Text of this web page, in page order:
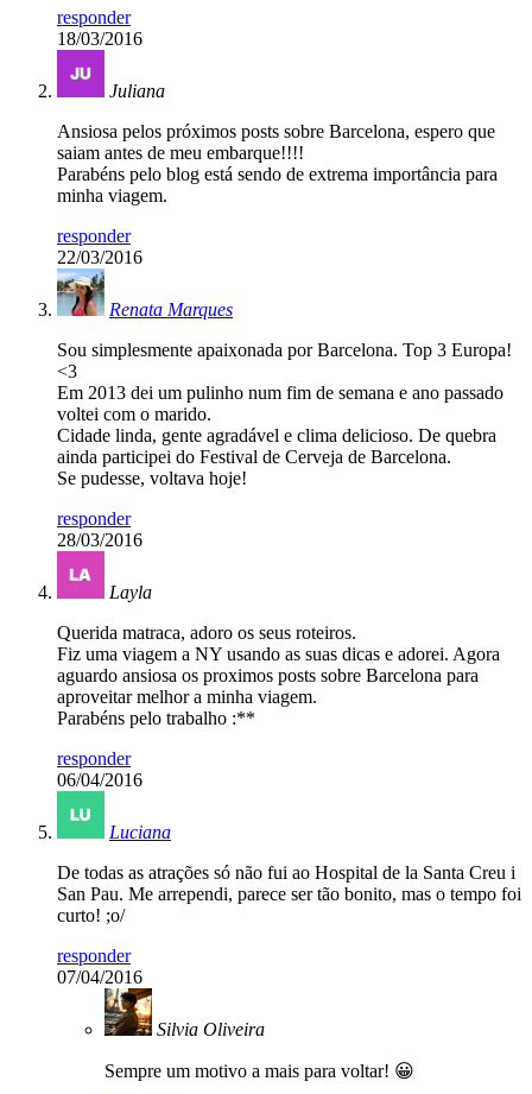
responder
18/03/2016
Juliana
Ansiosa pelos próximos posts sobre Barcelona, espero que
saiam antes de meu embarque!!!!
Parabéns pelo blog está sendo de extrema importância para
minha viagem.
responder
22/03/2016
Renata Marques
Sou simplesmente apaixonada por Barcelona. Top 3 Europa!
<3
Em 2013 dei um pulinho num fim de semana e ano passado
voltei com o marido.
Cidade linda, gente agradável e clima delicioso. De quebra
ainda participei do Festival de Cerveja de Barcelona.
Se pudesse, voltava hoje!
responder
28/03/2016
Layla
Querida matraca, adoro os seus roteiros.
Fiz uma viagem a NY usando as suas dicas e adorei. Agora
aguardo ansiosa os proximos posts sobre Barcelona para
aproveitar melhor a minha viagem.
Parabéns pelo trabalho :**
responder
06/04/2016
Luciana
De todas as atrações só não fui ao Hospital de la Santa Creu i
San Pau. Me arrependi, parece ser tão bonito, mas o tempo foi
curto! ;o/
responder
07/04/2016
Silvia Oliveira
Sempre um motivo a mais para voltar! 😀